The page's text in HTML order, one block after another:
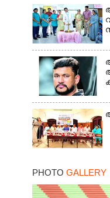
PHOTO GALLERY